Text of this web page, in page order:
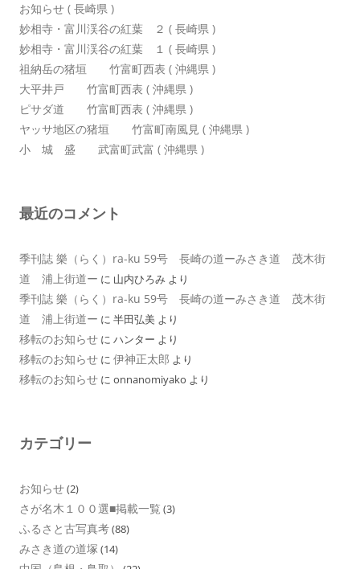
お知らせ ( 長崎県 )
妙相寺・富川渓谷の紅葉 ２ ( 長崎県 )
妙相寺・富川渓谷の紅葉 １ ( 長崎県 )
祖納岳の猪垣 竹富町西表 ( 沖縄県 )
大平井戸 竹富町西表 ( 沖縄県 )
ピサダ道 竹富町西表 ( 沖縄県 )
ヤッサ地区の猪垣 竹富町南風見 ( 沖縄県 )
小 城 盛 武富町武富 ( 沖縄県 )
最近のコメント
季刊誌 樂（らく）ra-ku 59号 長崎の道ーみさき道 茂木街
道 浦上街道ー に 山内ひろみ より
季刊誌 樂（らく）ra-ku 59号 長崎の道ーみさき道 茂木街
道 浦上街道ー に 半田弘美 より
移転のお知らせ に ハンター より
移転のお知らせ に 伊神正太郎 より
移転のお知らせ に onnanomiyako より
カテゴリー
お知らせ(2)
さが名木１００選■掲載一覧 (3)
ふるさと古写真考(88)
みさき道の道塚 (14)